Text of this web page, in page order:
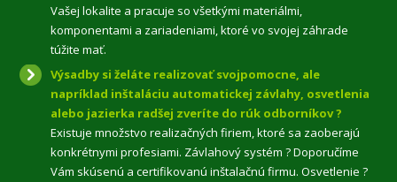
Vašej lokalite a pracuje so všetkými materiálmi,
komponentami a zariadeniami, ktoré vo svojej záhrade
túžite mať.
Výsadby si želáte realizovať svojpomocne, ale
napríklad inštaláciu automatickej závlahy, osvetlenia
alebo jazierka radšej zveríte do rúk odborníkov ?
Existuje množstvo realizačných firiem, ktoré sa zaoberajú
konkrétnymi profesiami. Závlahový systém ? Doporučíme
Vám skúsenú a certifikovanú inštalačnú firmu. Osvetlenie ?